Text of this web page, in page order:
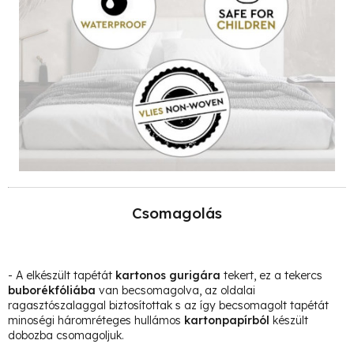
Csomagolás
- A elkészült tapétát kartonos gurigára tekert, ez a tekercs
buborékfóliába van becsomagolva, az oldalai
ragasztószalaggal biztosítottak s az így becsomagolt tapétát
minoségi háromréteges hullámos kartonpapírból készült
dobozba csomagoljuk.